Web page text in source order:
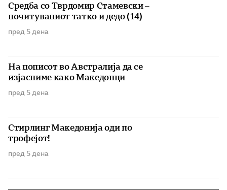
Средба со Тврдомир Стамевски –
почитуваниот татко и дедо (14)
пред 5 дена
На пописот во Австралија да се
изјасниме како Македонци
пред 5 дена
Стирлинг Македонија оди по
трофејот!
пред 5 дена